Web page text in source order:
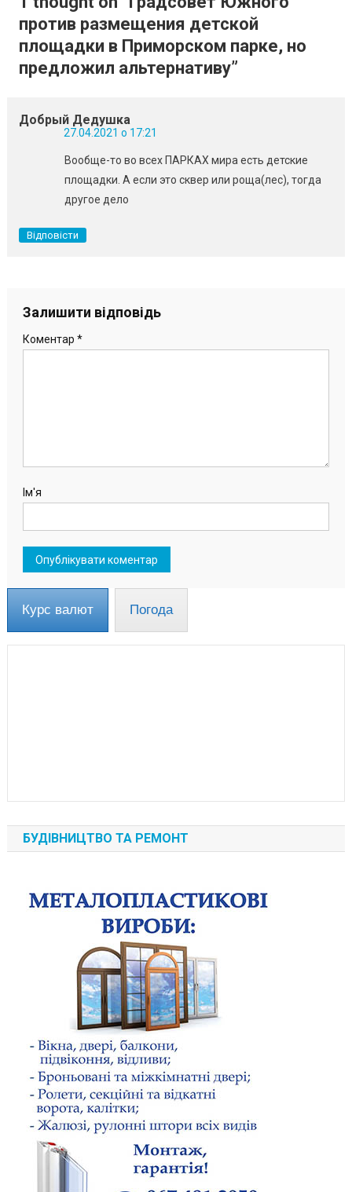
против размещения детской
площадки в Приморском парке, но
предложил альтернативу”
Добрый Дедушка
27.04.2021 о 17:21
Вообще-то во всех ПАРКАХ мира есть детские
площадки. А если это сквер или роща(лес), тогда
другое дело
Відповісти
Залишити відповідь
Коментар *
Ім'я
Курс валют Погода
БУДІВНИЦТВО ТА РЕМОНТ